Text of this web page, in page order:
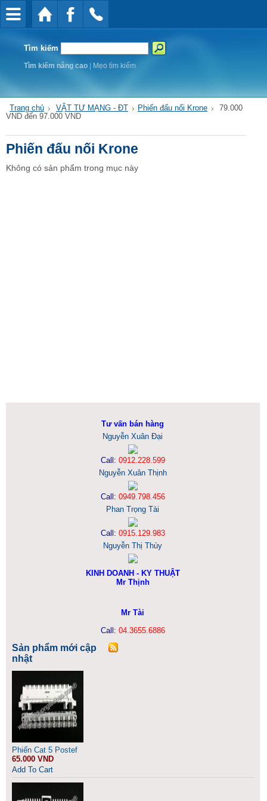
Tìm kiếm
Tìm kiếm nâng cao| Mẹo tìm kiếm
Trang chủ VẬT TƯ MẠNG - ĐT Phiến đấu nối Krone
79.000
VND đến 97.000 VND
Phiến đấu nối Krone
Không có sản phẩm trong mục này
Tư vấn bán hàng
Nguyễn Xuân Đại
Call: 0912.228.599
Nguyễn Xuân Thịnh
Call: 0949.798.456
Phan Trọng Tài
Call: 0915.129.983
Nguyễn Thị Thùy
KINH DOANH - KY THUẬT
Mr Thịnh
Mr Tài
Call: 04.3655.6886
Sản phẩm mới cập
nhật
Phiến Cat 5 Postef
65.000 VND
Add To Cart